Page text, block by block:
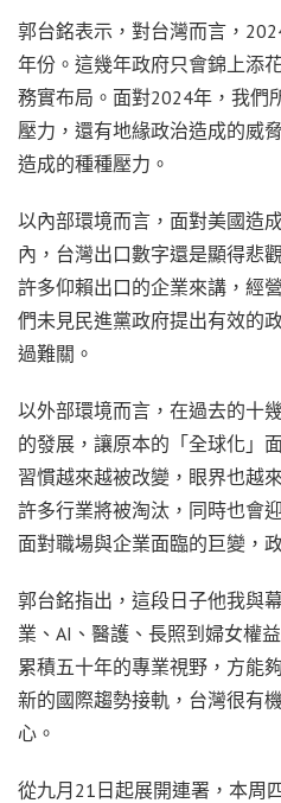
郭台銘表示，對台灣而言，
年份。這幾年政府只會錦上添
務實布局。面對2024年，我們
壓力，還有地緣政治造成的威
造成的種種壓力。
以內部環境而言，面對美國造
內，台灣出口數字還是顯得悲
許多仰賴出口的企業來講，經
們未見民進黨政府提出有效的
過難關。
以外部環境而言，在過去的十
的發展，讓原本的「全球化」
習慣越來越被改變，眼界也越
許多行業將被淘汰，同時也會
面對職場與企業面臨的巨變，
郭台銘指出，這段日子他我與
業、AI、醫護、長照到婦女權
累積五十年的專業視野，方能
新的國際趨勢接軌，台灣很有
心。
從九月21日起展開連署，本周